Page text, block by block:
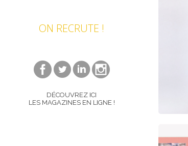
ON RECRUTE !
DÉCOUVREZ ICI
LES MAGAZINES EN LIGNE !